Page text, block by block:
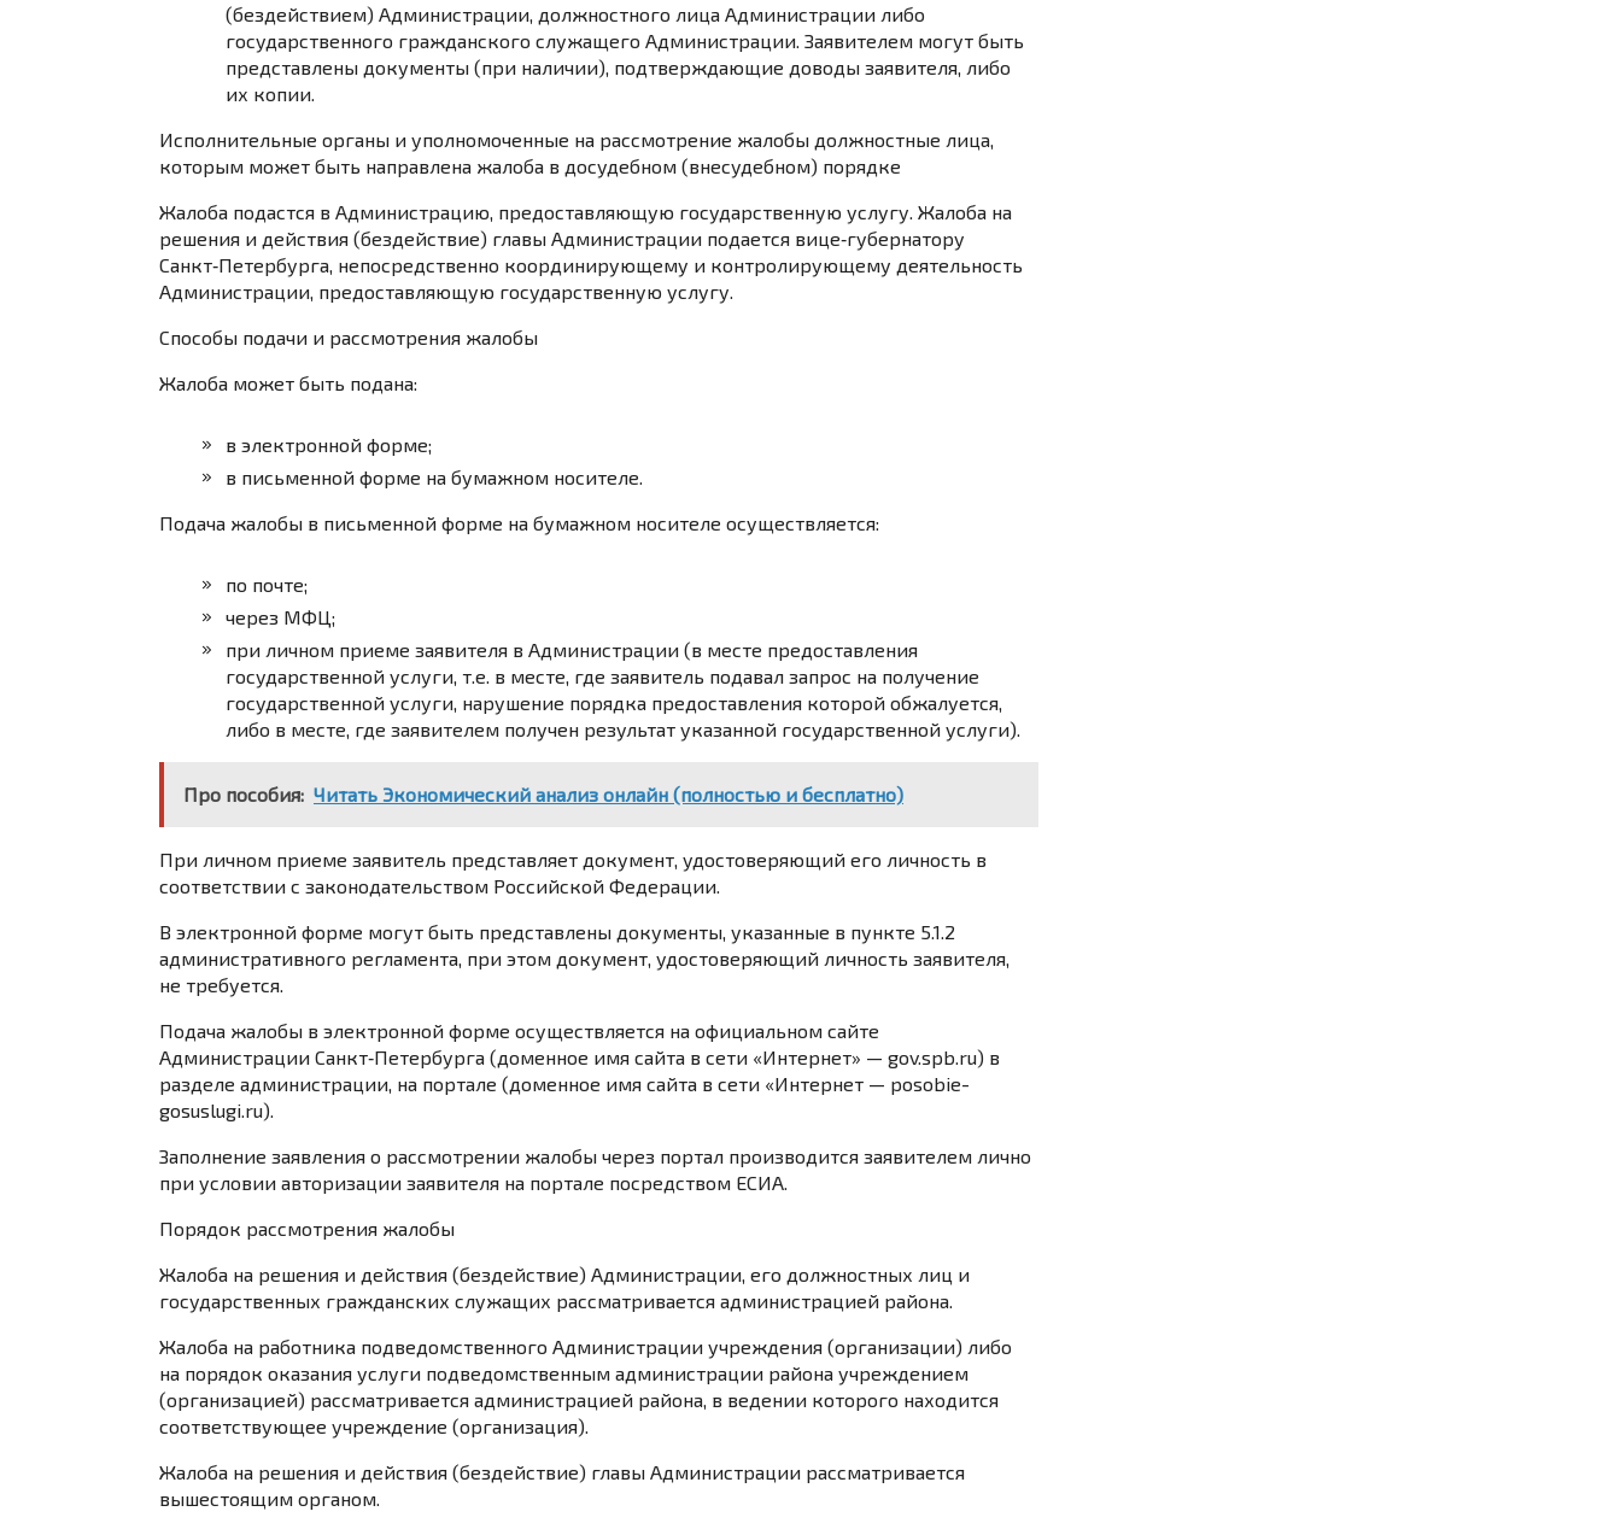
(бездействием) Администрации, должностного лица Администрации либо
государственного гражданского служащего Администрации. Заявителем могут быть
представлены документы (при наличии), подтверждающие доводы заявителя, либо
их копии.
Исполнительные органы и уполномоченные на рассмотрение жалобы должностные лица,
которым может быть направлена жалоба в досудебном (внесудебном) порядке
Жалоба подастся в Администрацию, предоставляющую государственную услугу. Жалоба на
решения и действия (бездействие) главы Администрации подается вице‑губернатору
Санкт‑Петербурга, непосредственно координирующему и контролирующему деятельность
Администрации, предоставляющую государственную услугу.
Способы подачи и рассмотрения жалобы
Жалоба может быть подана:
в электронной форме;
в письменной форме на бумажном носителе.
Подача жалобы в письменной форме на бумажном носителе осуществляется:
по почте;
через МФЦ;
при личном приеме заявителя в Администрации (в месте предоставления
государственной услуги, т.е. в месте, где заявитель подавал запрос на получение
государственной услуги, нарушение порядка предоставления которой обжалуется,
либо в месте, где заявителем получен результат указанной государственной услуги).
Про пособия: Читать Экономический анализ онлайн (полностью и бесплатно)
При личном приеме заявитель представляет документ, удостоверяющий его личность в
соответствии с законодательством Российской Федерации.
В электронной форме могут быть представлены документы, указанные в пункте 5.1.2
административного регламента, при этом документ, удостоверяющий личность заявителя,
не требуется.
Подача жалобы в электронной форме осуществляется на официальном сайте
Администрации Санкт‑Петербурга (доменное имя сайта в сети «Интернет» — gov.spb.ru) в
разделе администрации, на портале (доменное имя сайта в сети «Интернет — posobie-
gosuslugi.ru).
Заполнение заявления о рассмотрении жалобы через портал производится заявителем лично
при условии авторизации заявителя на портале посредством ЕСИА.
Порядок рассмотрения жалобы
Жалоба на решения и действия (бездействие) Администрации, его должностных лиц и
государственных гражданских служащих рассматривается администрацией района.
Жалоба на работника подведомственного Администрации учреждения (организации) либо
на порядок оказания услуги подведомственным администрации района учреждением
(организацией) рассматривается администрацией района, в ведении которого находится
соответствующее учреждение (организация).
Жалоба на решения и действия (бездействие) главы Администрации рассматривается
вышестоящим органом.